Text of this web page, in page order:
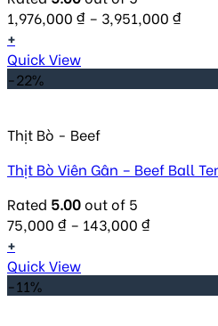
1,976,000 ₫ – 3,951,000 ₫
+
Quick View
-22%
Thịt Bò - Beef
Thịt Bò Viên Gân – Beef Ball
Rated 5.00out of 5
75,000 ₫ – 143,000 ₫
+
Quick View
-11%